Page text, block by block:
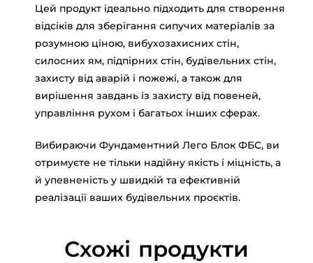
Цей продукт ідеально підходить для створення
відсіків для зберігання сипучих матеріалів за
розумною ціною, вибухозахисних стін,
силосних ям, підпірних стін, будівельних стін,
захисту від аварій і пожежі, а також для
вирішення завдань із захисту від повеней,
управління рухом і багатьох інших сферах.
Вибираючи Фундаментний Лего Блок ФБС, ви
отримуєте не тільки надійну якість і міцність, а
й упевненість у швидкій та ефективній
реалізації ваших будівельних проєктів.
Схожі продукти